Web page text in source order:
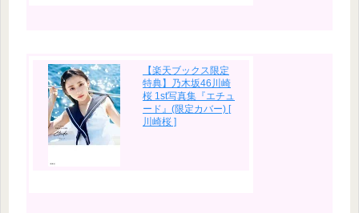
【楽天ブックス限定
特典】乃木坂46川崎
桜 1st写真集『エチュ
ード』(限定カバー) [
川崎桜 ]